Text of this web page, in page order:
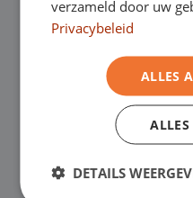
showrooms om de
en natuurlijk voor
kunt in Asten
bedrijfswagens en
verzameld door uw
Privacybeleid
ALLES
DETAILS